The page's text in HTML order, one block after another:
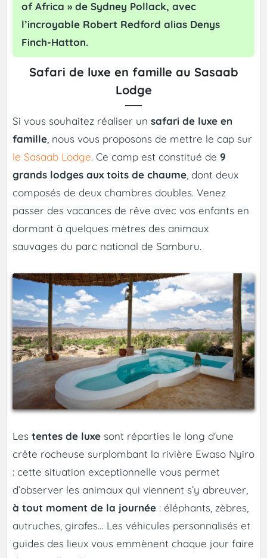
of Africa » de Sydney Pollack, avec
l’incroyable Robert Redford alias Denys
Finch-Hatton.
Safari de luxe en famille au Sasaab
Lodge
Si vous souhaitez réaliser un safari de luxe en
famille , nous vous proposons de mettre le cap sur
le Sasaab Lodge. Ce camp est constitué de 9
grands lodges aux toits de chaume , dont deux
composés de deux chambres doubles. Venez
passer des vacances de rêve avec vos enfants en
dormant à quelques mètres des animaux
sauvages du parc national de Samburu.
Les tentes de luxe sont réparties le long d'une
crête rocheuse surplombant la rivière Ewaso Nyiro
: cette situation exceptionnelle vous permet
d’observer les animaux qui viennent s’y abreuver,
à tout moment de la journée : éléphants, zèbres,
autruches, girafes… Les véhicules personnalisés et
guides des lieux vous emmènent chaque jour faire